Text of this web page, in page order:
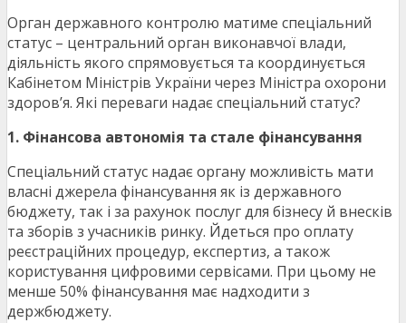
Орган державного контролю матиме спеціальний
статус – центральний орган виконавчої влади,
діяльність якого спрямовується та координується
Кабінетом Міністрів України через Міністра охорони
здоров’я. Які переваги надає спеціальний статус?
1. Фінансова автономія та стале фінансування
Спеціальний статус надає органу можливість мати
власні джерела фінансування як із державного
бюджету, так і за рахунок послуг для бізнесу й внесків
та зборів з учасників ринку. Йдеться про оплату
реєстраційних процедур, експертиз, а також
користування цифровими сервісами. При цьому не
менше 50% фінансування має надходити з
держбюджету.